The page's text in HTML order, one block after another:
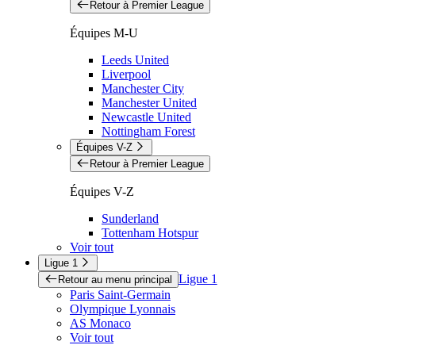
Retour à Premier League
Équipes M-U
Leeds United
Liverpool
Manchester City
Manchester United
Newcastle United
Nottingham Forest
Équipes V-Z
Retour à Premier League
Équipes V-Z
Sunderland
Tottenham Hotspur
Voir tout
Ligue 1
Retour au menu principal Ligue 1
Paris Saint-Germain
Olympique Lyonnais
AS Monaco
Voir tout